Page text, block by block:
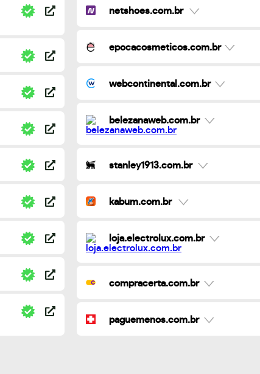
netshoes.com.br
epocacosmeticos.com.br
webcontinental.com.br
belezanaweb.com.br
stanley1913.com.br
kabum.com.br
loja.electrolux.com.br
compracerta.com.br
paguemenos.com.br